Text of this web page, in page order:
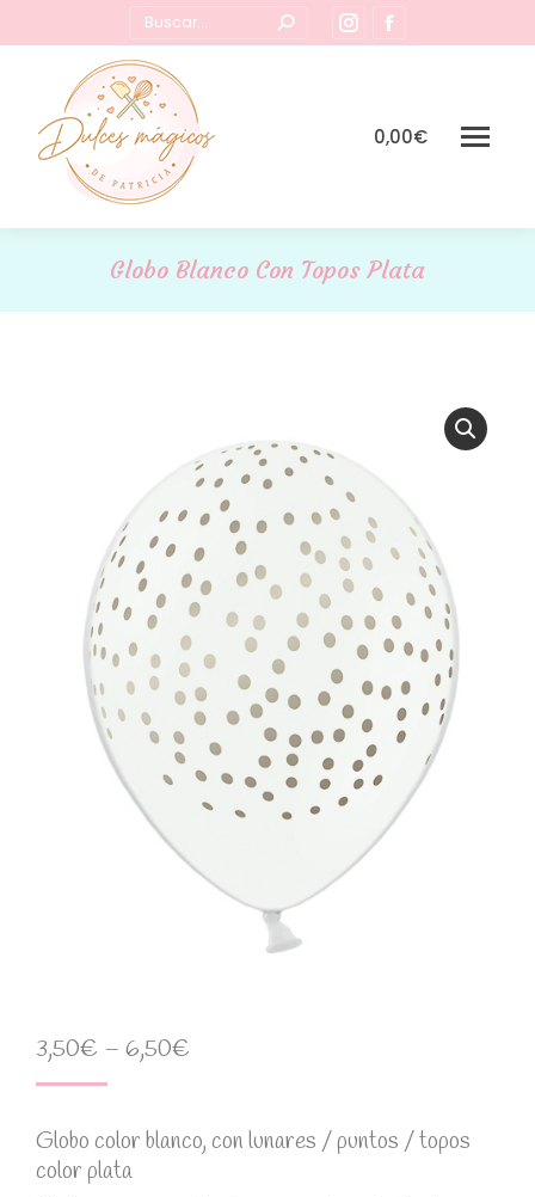
Buscar:
Instagram
page
new
page
in
0,00€
Globo Blanco Con Topos Plata
3,50€ – 6,50€
Globo color blanco, con lunares / puntos / topos
color plata